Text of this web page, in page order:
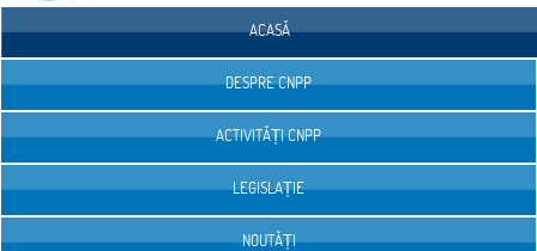
ACASĂ
DESPRE CNPP
ACTIVITĂȚI CNPP
LEGISLAȚIE
NOUTĂȚI